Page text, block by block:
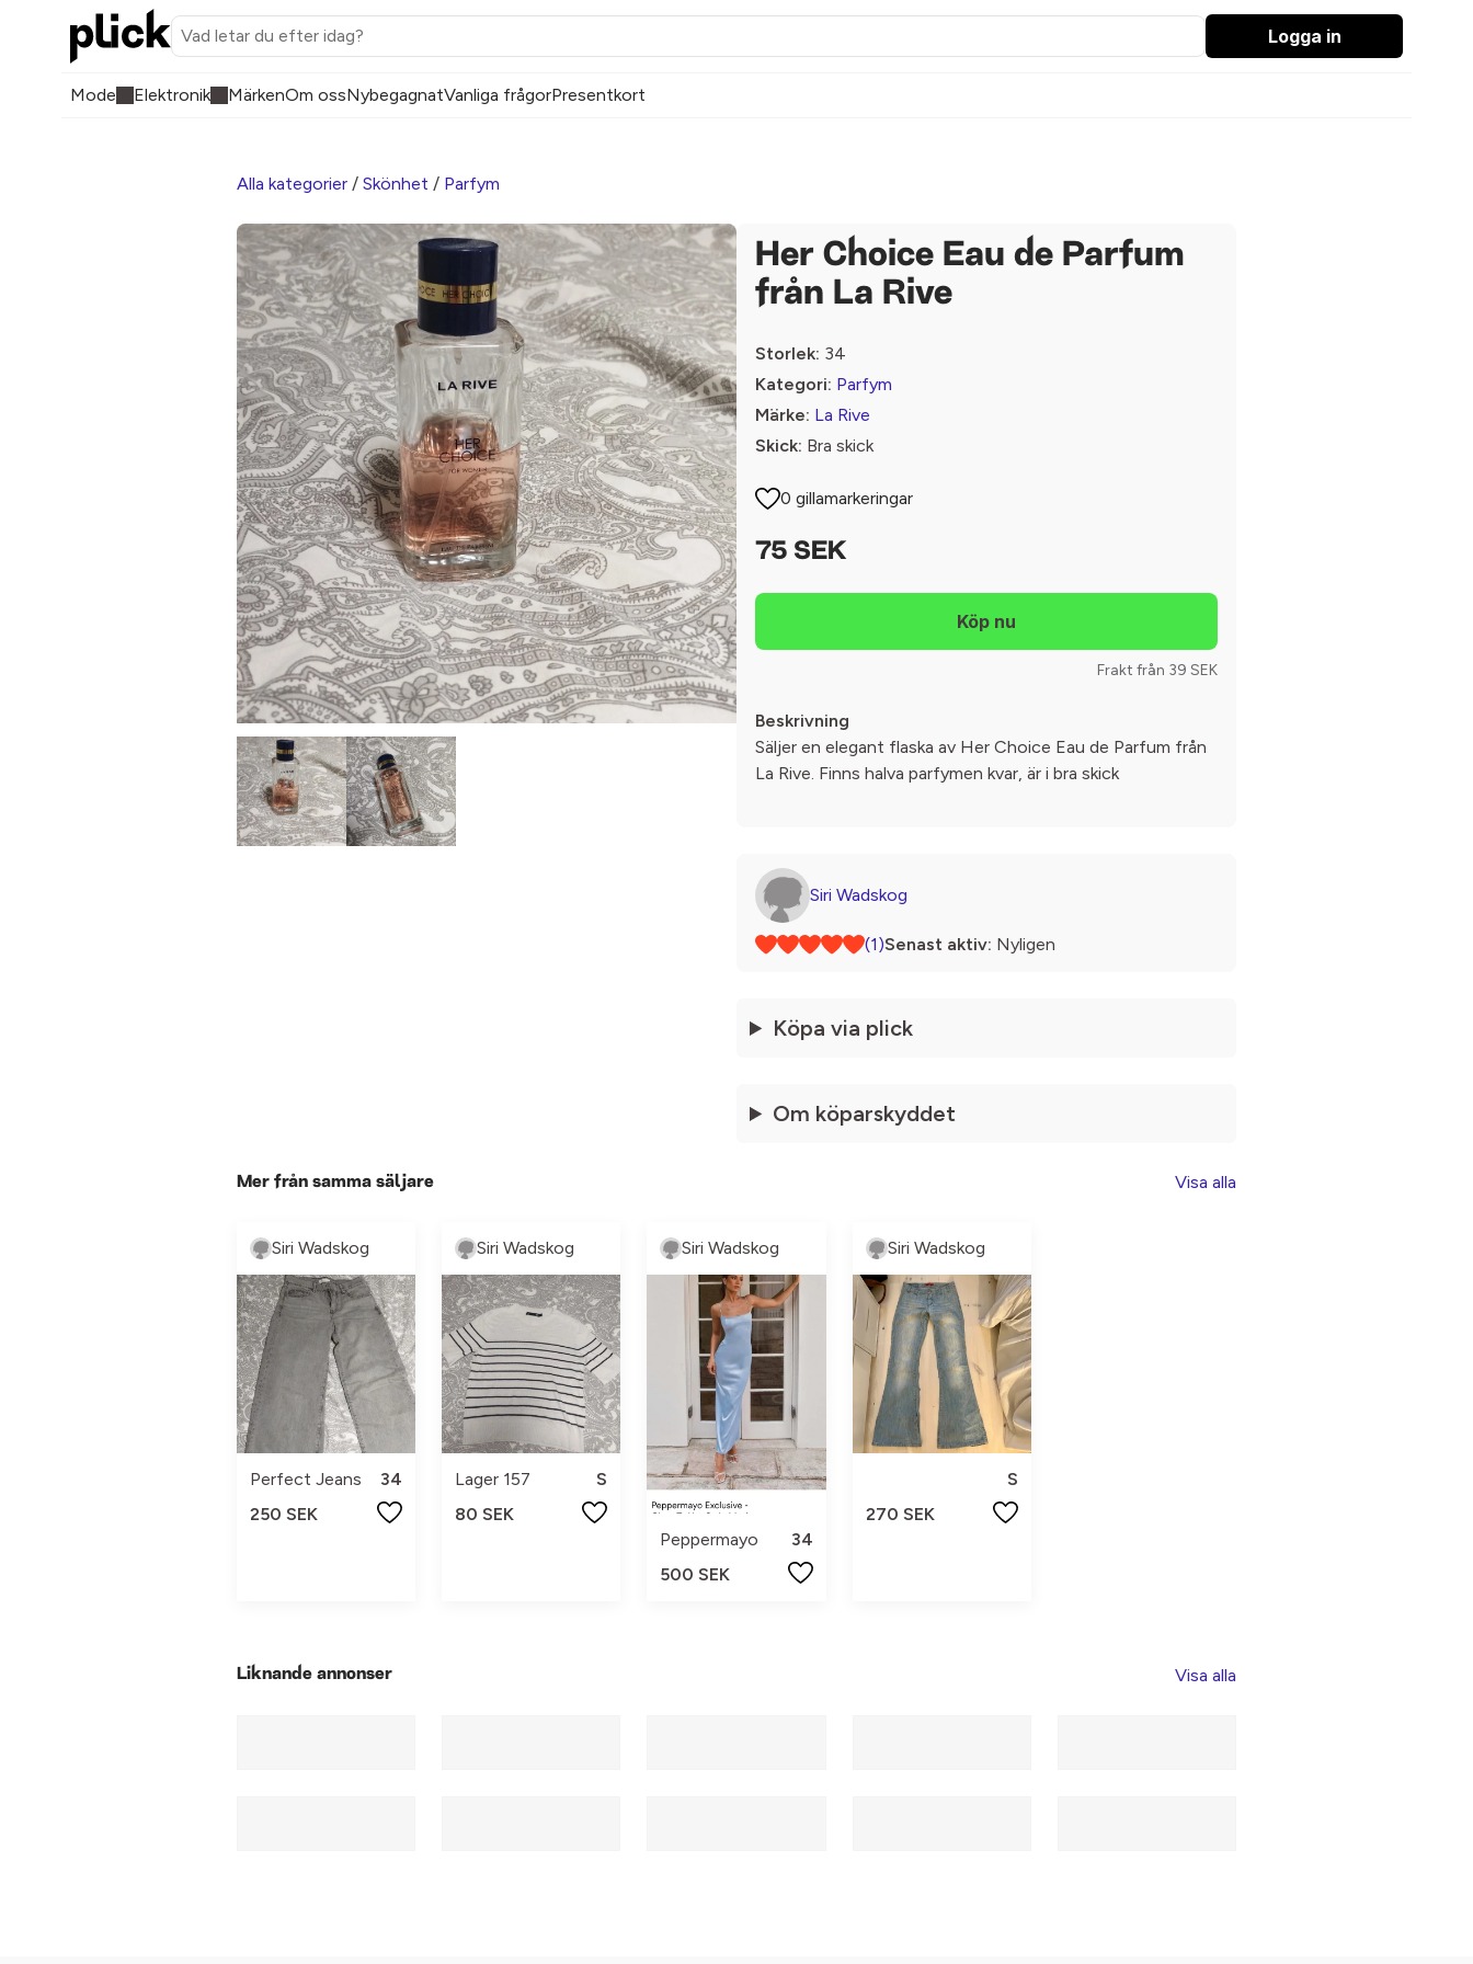
Logga in
Mode Elektronik MärkenOm ossNybegagnatVanliga frågorPresentkort
Alla kategorier / Skönhet / Parfym
Her Choice Eau de Parfum
från La Rive
Storlek: 34
Kategori: Parfym
Märke: La Rive
Skick: Bra skick
0 gillamarkeringar
75 SEK
Frakt från 39 SEK
Beskrivning
Säljer en elegant flaska av Her Choice Eau de Parfum från
La Rive. Finns halva parfymen kvar, är i bra skick
Siri Wadskog
(1)Senast aktiv: Nyligen
Köpa via plick
Om köparskyddet
Mer från samma säljare Visa alla
Siri Wadskog
Perfect Jeans
34
250 SEK
Siri Wadskog
Lager 157
S
80 SEK
Siri Wadskog
Peppermayo
34
500 SEK
Siri Wadskog
S
270 SEK
Liknande annonser Visa alla